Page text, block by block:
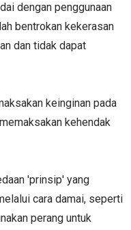
dengan penggunaan
bentrokan kekerasan
dan tidak dapat
keinginan pada
kehendak
'prinsip' yang
cara damai, seperti
perang untuk